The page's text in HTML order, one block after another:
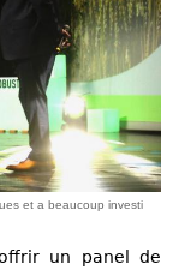
et a beaucoup investi
un panel de